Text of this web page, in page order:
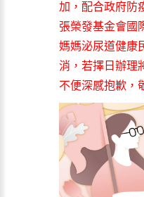
加，配合政府防
張榮發基金會國
媽媽泌尿道健康
消，若擇日辦理
不便深感抱歉，